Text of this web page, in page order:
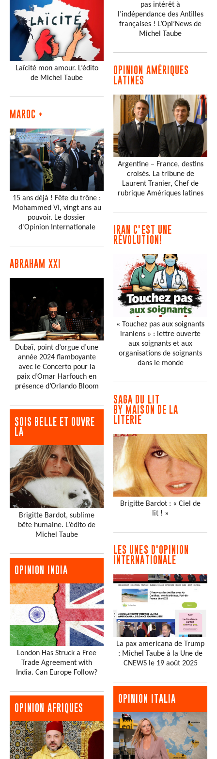
Laïcité mon amour. L’édito
de Michel Taube
MAROC +
15 ans déjà ! Fête du trône :
Mohammed VI, vingt ans au
pouvoir. Le dossier
d'Opinion Internationale
ABRAHAM XXI
Dubaï, point d’orgue d’une
année 2024 flamboyante
avec le Concerto pour la
paix d’Omar Harfouch en
présence d’Orlando Bloom
SOIS BELLE ET OUVRE
LA
Brigitte Bardot, sublime
bête humaine. L’édito de
Michel Taube
OPINION INDIA
London Has Struck a Free
Trade Agreement with
India. Can Europe Follow?
OPINION AFRIQUES
pas intérêt à
l’indépendance des Antilles
françaises ! L’Opi’News de
Michel Taube
OPINION AMÉRIQUES
LATINES
Argentine – France, destins
croisés. La tribune de
Laurent Tranier, Chef de
rubrique Amériques latines
IRAN C'EST UNE
RÉVOLUTION!
« Touchez pas aux soignants
iraniens » : lettre ouverte
aux soignants et aux
organisations de soignants
dans le monde
SAGA DU LIT
BY MAISON DE LA
LITERIE
Brigitte Bardot : « Ciel de
lit ! »
LES UNES D'OPINION
INTERNATIONALE
La pax americana de Trump
: Michel Taube à la Une de
CNEWS le 19 août 2025
OPINION ITALIA